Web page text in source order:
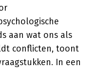
aan wat ons als
conflicten, toont
In een